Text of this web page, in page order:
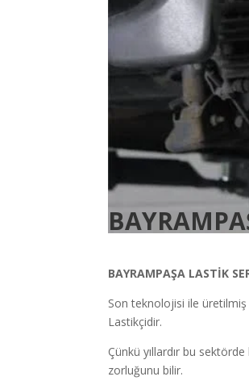
BAYRAMPAŞA LASTİK
Son teknolojisi ile üretilmiş
Lastikçidir.
Çünkü yıllardır bu
zorluğunu bilir.